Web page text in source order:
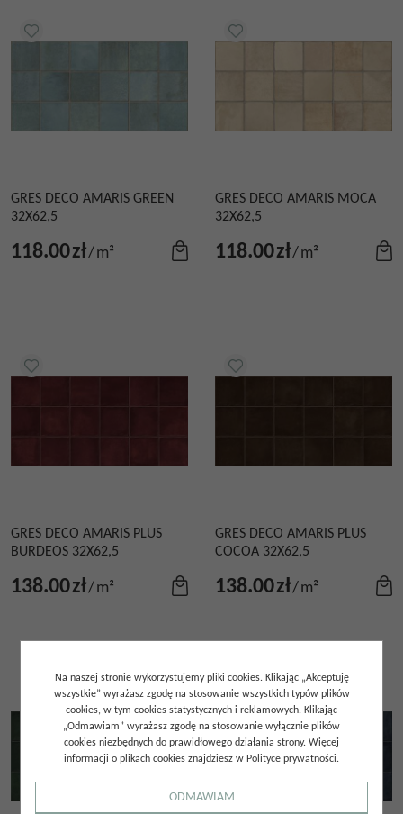
GRES DECO AMARIS GREEN
32X62,5
118.00zł/m²
GRES DECO AMARIS MOCA
32X62,5
118.00zł/m²
GRES DECO AMARIS PLUS
BURDEOS 32X62,5
138.00zł/m²
GRES DECO AMARIS PLUS
COCOA 32X62,5
138.00zł/m²
Na naszej stronie wykorzystujemy pliki cookies. Klikając „Akceptuję
wszystkie” wyrażasz zgodę na stosowanie wszystkich typów plików
cookies, w tym cookies statystycznych i reklamowych. Klikając
„Odmawiam” wyrażasz zgodę na stosowanie wyłącznie plików
cookies niezbędnych do prawidłowego działania strony. Więcej
informacji o plikach cookies znajdziesz w Polityce prywatności.
ODMAWIAM